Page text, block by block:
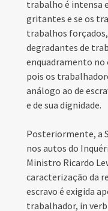
trabalho é intensa
gritantes e se os
trabalhos
degradantes de
enquadramento no
pois os
análogo ao de
e de sua dignidade.
Posteriormente, a
nos autos do
Ministro Ricardo
caracterização da
escravo é exigida
trabalhador, in